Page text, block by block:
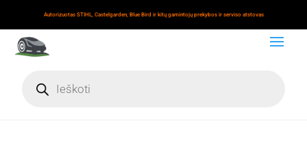
Autorizuotas STIHL, Castelgarden, Blue Bird ir kitų gamintojų prekybos ir serviso atstovas
search